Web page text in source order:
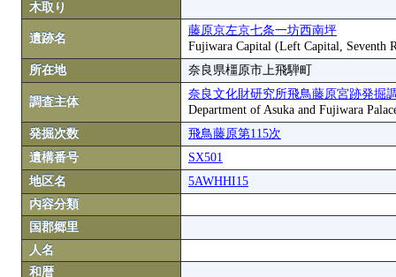
木取り
遺跡名
藤原京左京七条一坊西南坪
Fujiwara Capital (Left Capital, Seventh
所在地
奈良県橿原市上飛騨町
調査主体
奈良文化財研究所飛鳥藤原宮跡発掘
Department of Asuka and Fujiwara
発掘次数
飛鳥藤原第115次
遺構番号
SX501
地区名
5AWHHI15
内容分類
国郡郷里
人名
和暦